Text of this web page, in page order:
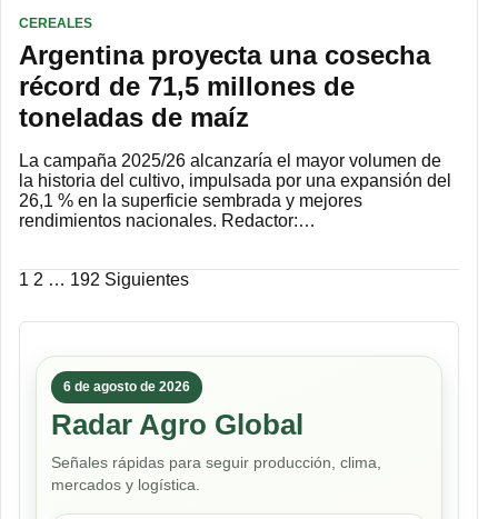
CEREALES
Argentina proyecta una cosecha
récord de 71,5 millones de
toneladas de maíz
La campaña 2025/26 alcanzaría el mayor volumen de
la historia del cultivo, impulsada por una expansión del
26,1 % en la superficie sembrada y mejores
rendimientos nacionales. Redactor:…
Paginación
de
1 2 … 192 Siguientes
6 de agosto de 2026
Radar Agro Global
Señales rápidas para seguir producción, clima,
mercados y logística.